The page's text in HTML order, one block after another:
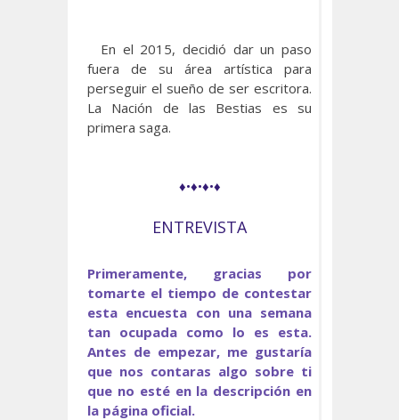
En el 2015, decidió dar un paso
fuera de su área artística para
perseguir el sueño de ser escritora.
La Nación de las Bestias es su
primera saga.
♦•♦•♦•♦
ENTREVISTA
Primeramente, gracias por
tomarte el tiempo de contestar
esta encuesta con una semana
tan ocupada como lo es esta.
Antes de empezar, me gustaría
que nos contaras algo sobre ti
que no esté en la descripción en
la página oficial.